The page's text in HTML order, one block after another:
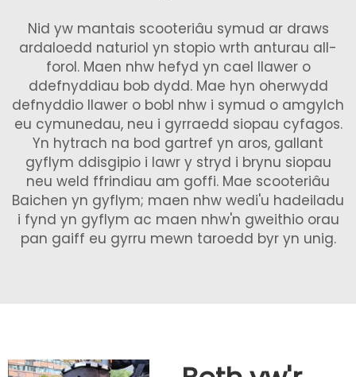
Nid yw mantais scooteriâu symud ar draws
ardaloedd naturiol yn stopio wrth anturau all-
forol. Maen nhw hefyd yn cael llawer o
ddefnyddiau bob dydd. Mae hyn oherwydd
defnyddio llawer o bobl nhw i symud o amgylch
eu cymunedau, neu i gyrraedd siopau cyfagos.
Yn hytrach na bod gartref yn aros, gallant
gyflym ddisgipio i lawr y stryd i brynu siopau
neu weld ffrindiau am goffi. Mae scooteriâu
Baichen yn gyflym; maen nhw wedi'u hadeiladu
i fynd yn gyflym ac maen nhw'n gweithio orau
pan gaiff eu gyrru mewn taroedd byr yn unig.